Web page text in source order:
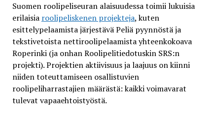
Suomen roolipeliseuran alaisuudessa toimii lukuisia
erilaisia roolipeliskenen projekteja, kuten
esittelypelaamista järjestävä Peliä pyynnöstä ja
tekstivetoista nettiroolipelaamista yhteenkokoava
Roperinki (ja onhan Roolipelitiedotuskin SRS:n
projekti). Projektien aktiivisuus ja laajuus on kiinni
niiden toteuttamiseen osallistuvien
roolipeliharrastajien määrästä: kaikki voimavarat
tulevat vapaaehtoistyöstä.